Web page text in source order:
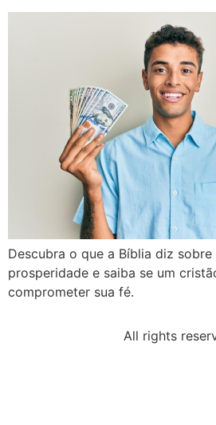
Descubra o que a Bíblia diz
prosperidade e saiba se um
comprometer sua fé.
All rights